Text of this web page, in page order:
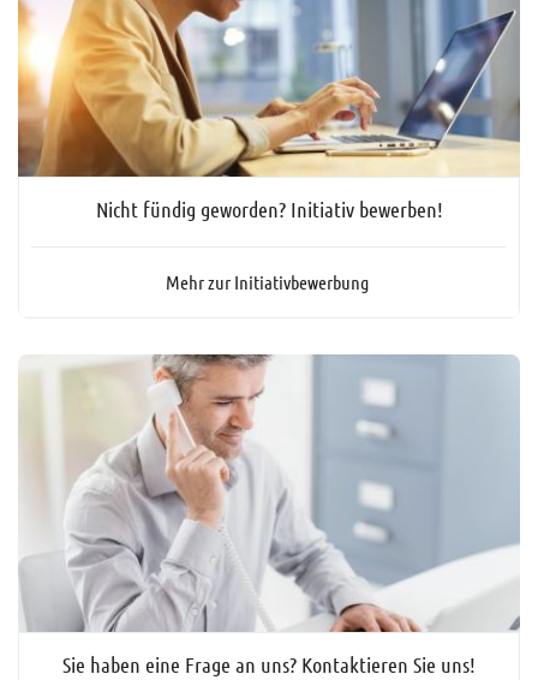
Nicht fündig geworden? Initiativ bewerben!
Mehr zur Initiativbewerbung
Sie haben eine Frage an uns? Kontaktieren Sie uns!